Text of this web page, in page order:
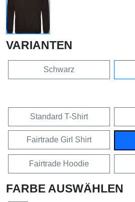
VARIANTEN
Schwarz
Standard T-Shirt
Fairtrade Girl Shirt
Fairtrade Hoodie
FARBE AUSWÄHLEN